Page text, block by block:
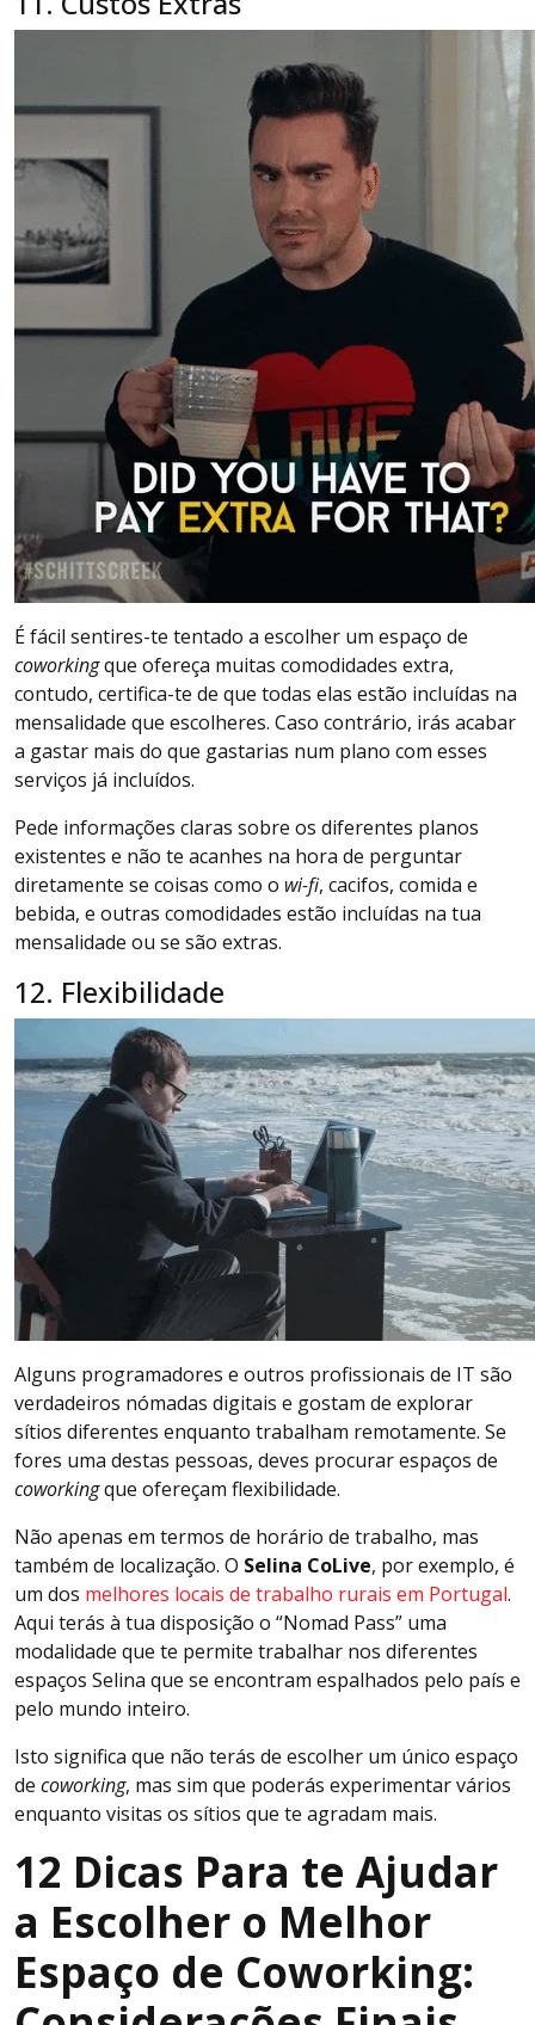
É fácil sentires-te tentado a escolher um espaço de
coworkingque ofereça muitas comodidades extra,
contudo, certifica-te de que todas elas estão incluídas na
mensalidade que escolheres. Caso contrário, irás acabar
a gastar mais do que gastarias num plano com esses
serviços já incluídos.
Pede informações claras sobre os diferentes planos
existentes e não te acanhes na hora de perguntar
diretamente se coisas como o wi-fi, cacifos, comida e
bebida, e outras comodidades estão incluídas na tua
mensalidade ou se são extras.
12. Flexibilidade
Alguns programadores e outros profissionais de IT são
verdadeiros nómadas digitais e gostam de explorar
sítios diferentes enquanto trabalham remotamente. Se
fores uma destas pessoas, deves procurar espaços de
coworkingque ofereçam flexibilidade.
Não apenas em termos de horário de trabalho, mas
também de localização. O Selina CoLive, por exemplo, é
um dos melhores locais de trabalho rurais em Portugal.
Aqui terás à tua disposição o “Nomad Pass” uma
modalidade que te permite trabalhar nos diferentes
espaços Selina que se encontram espalhados pelo país e
pelo mundo inteiro.
Isto significa que não terás de escolher um único espaço
de coworking, mas sim que poderás experimentar vários
enquanto visitas os sítios que te agradam mais.
12 Dicas Para te Ajudar
a Escolher o Melhor
Espaço de Coworking: